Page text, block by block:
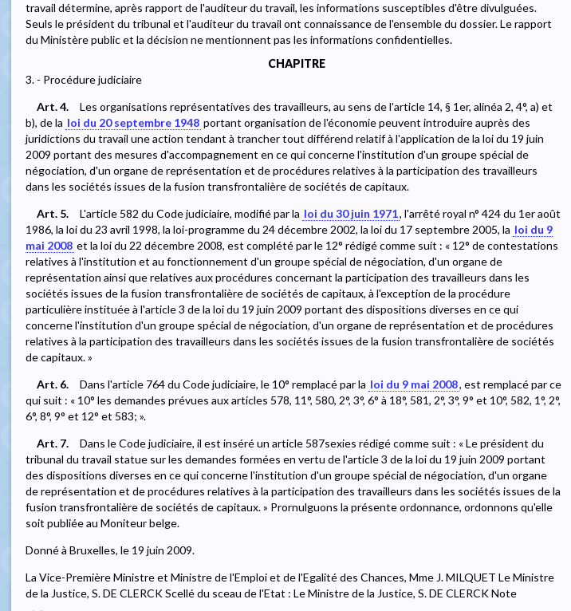
travail détermine, après rapport de l'auditeur du travail, les informations susceptibles d'être divulguées.
Seuls le président du tribunal et l'auditeur du travail ont connaissance de l'ensemble du dossier. Le rapport
du Ministère public et la décision ne mentionnent pas les informations confidentielles.
CHAPITRE
3. - Procédure judiciaire
Art. 4.
Les organisations représentatives des travailleurs, au sens de l'article 14, § 1er, alinéa 2, 4°, a) et
b), de la loi du 20 septembre 1948 portant organisation de l'économie peuvent introduire auprès des
juridictions du travail une action tendant à trancher tout différend relatif à l'application de la loi du 19 juin
2009 portant des mesures d'accompagnement en ce qui concerne l'institution d'un groupe spécial de
négociation, d'un organe de représentation et de procédures relatives à la participation des travailleurs
dans les sociétés issues de la fusion transfrontalière de sociétés de capitaux.
Art. 5.
L'article 582 du Code judiciaire, modifié par la loi du 30 juin 1971, l'arrêté royal n° 424 du 1er août
1986, la loi du 23 avril 1998, la loi-programme du 24 décembre 2002, la loi du 17 septembre 2005, la loi du 9
mai 2008 et la loi du 22 décembre 2008, est complété par le 12° rédigé comme suit : « 12° de contestations
relatives à l'institution et au fonctionnement d'un groupe spécial de négociation, d'un organe de
représentation ainsi que relatives aux procédures concernant la participation des travailleurs dans les
sociétés issues de la fusion transfrontalière de sociétés de capitaux, à l'exception de la procédure
particulière instituée à l'article 3 de la loi du 19 juin 2009 portant des dispositions diverses en ce qui
concerne l'institution d'un groupe spécial de négociation, d'un organe de représentation et de procédures
relatives à la participation des travailleurs dans les sociétés issues de la fusion transfrontalière de sociétés
de capitaux. »
Art. 6.
Dans l'article 764 du Code judiciaire, le 10° remplacé par la loi du 9 mai 2008, est remplacé par ce
qui suit : « 10° les demandes prévues aux articles 578, 11°, 580, 2°, 3°, 6° à 18°, 581, 2°, 3°, 9° et 10°, 582, 1°, 2°,
6°, 8°, 9° et 12° et 583; ».
Art. 7.
Dans le Code judiciaire, il est inséré un article 587sexies rédigé comme suit : « Le président du
tribunal du travail statue sur les demandes formées en vertu de l'article 3 de la loi du 19 juin 2009 portant
des dispositions diverses en ce qui concerne l'institution d'un groupe spécial de négociation, d'un organe
de représentation et de procédures relatives à la participation des travailleurs dans les sociétés issues de la
fusion transfrontalière de sociétés de capitaux. » Prornulguons la présente ordonnance, ordonnons qu'elle
soit publiée au Moniteur belge.
Donné à Bruxelles, le 19 juin 2009.
La Vice-Première Ministre et Ministre de l'Emploi et de l'Egalité des Chances, Mme J. MILQUET Le Ministre
de la Justice, S. DE CLERCK Scellé du sceau de l'Etat : Le Ministre de la Justice, S. DE CLERCK Note